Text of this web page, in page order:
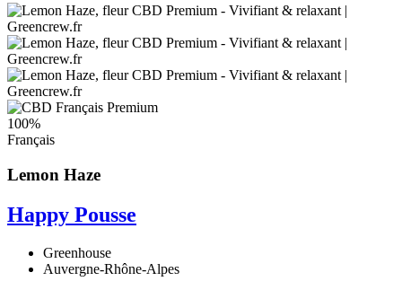
100%
Français
Lemon Haze
Happy Pousse
Greenhouse
Auvergne-Rhône-Alpes